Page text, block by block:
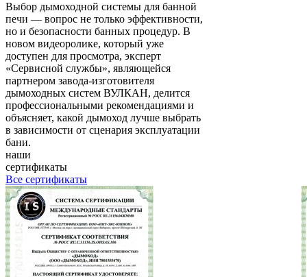
Выбор дымоходной системы для банной
печи — вопрос не только эффективности,
но и безопасности банных процедур. В
новом видеоролике, который уже
доступен для просмотра, эксперт
«Сервисной службы», являющейся
партнером завода-изготовителя
дымоходных систем ВУЛКАН, делится
профессиональными рекомендациями и
объясняет, какой дымоход лучше выбрать
в зависимости от сценария эксплуатации
бани.
наши
сертификаты
Все сертификаты